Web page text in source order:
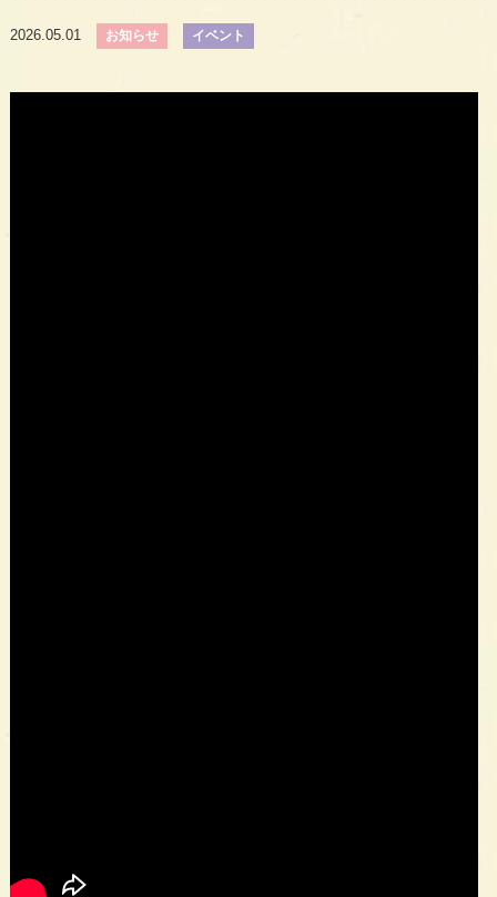
2026.05.01 お知らせ イベント